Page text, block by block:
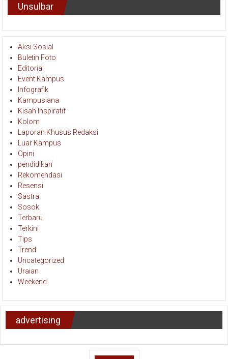
Unsulbar
Aksi Sosial
Buletin Foto
Editorial
Event Kampus
Infografik
Kampusiana
Kisah Inspiratif
Kolom
Laporan Khusus Redaksi
Luar Kampus
Opini
pendidikan
Rekomendasi
Resensi
Sastra
Sosok
Terbaru
Terkini
Tips
Trend
Uncategorized
Uraian
Weekend
advertising